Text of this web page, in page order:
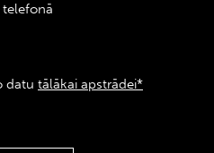
datu tālākai apstrādei*